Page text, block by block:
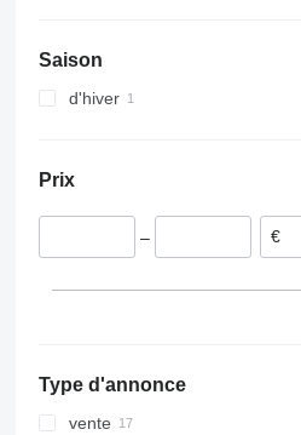
Saison
d'hiver
Prix
–
Type d'annonce
vente